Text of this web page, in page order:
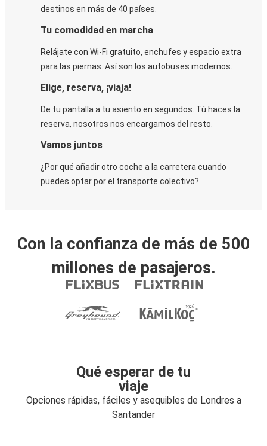
destinos en más de 40 países.
Tu comodidad en marcha
Relájate con Wi-Fi gratuito, enchufes y espacio extra
para las piernas. Así son los autobuses modernos.
Elige, reserva, ¡viaja!
De tu pantalla a tu asiento en segundos. Tú haces la
reserva, nosotros nos encargamos del resto.
Vamos juntos
¿Por qué añadir otro coche a la carretera cuando
puedes optar por el transporte colectivo?
Con la confianza de más de 500
millones de pasajeros.
Qué esperar de tu
viaje
Opciones rápidas, fáciles y asequibles de Londres a
Santander